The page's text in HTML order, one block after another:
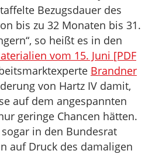
Bezugsdauer des
bis zu 32 Monaten bis 31.
so heißt es in den
vom 15. Juni [PDF
Brandner
von Hartz IV damit,
auf dem angespannten
geringe Chancen hätten.
in den Bundesrat
auf Druck des damaligen